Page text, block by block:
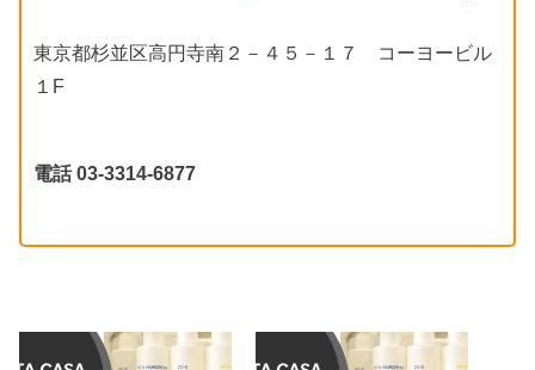
東京都杉並区高円寺南２－４５－１７ コーヨービル
１F
電話 03-3314-6877